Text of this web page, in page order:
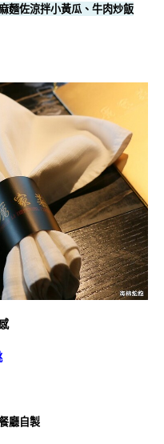
麵佐涼拌小黃瓜、牛肉炒飯
廳自製